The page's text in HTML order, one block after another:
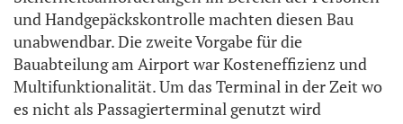
und Handgepäckskontrolle machten diesen Bau
unabwendbar. Die zweite Vorgabe für die
Bauabteilung am Airport war Kosteneffizienz und
Multifunktionalität. Um das Terminal in der Zeit wo
es nicht als Passagierterminal genutzt wird